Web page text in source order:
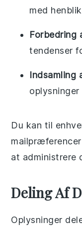
med
Forbedring
tendenser
Indsamling
oplysninger
Du kan til
at administrere
Deling Af
Oplysninger